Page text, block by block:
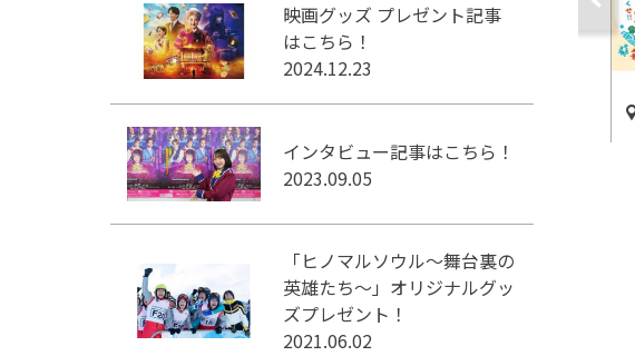
映画グッズ プレゼント記事
はこちら！
2024.12.23
インタビュー記事はこちら！
2023.09.05
「ヒノマルソウル～舞台裏の
英雄たち～」オリジナルグッ
ズプレゼント！
2021.06.02